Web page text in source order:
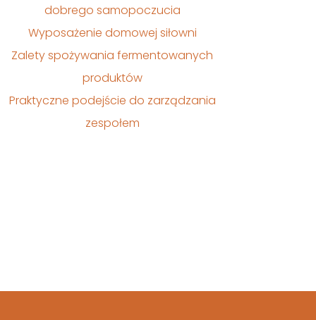
dobrego samopoczucia
Wyposażenie domowej siłowni
Zalety spożywania fermentowanych
produktów
Praktyczne podejście do zarządzania
zespołem